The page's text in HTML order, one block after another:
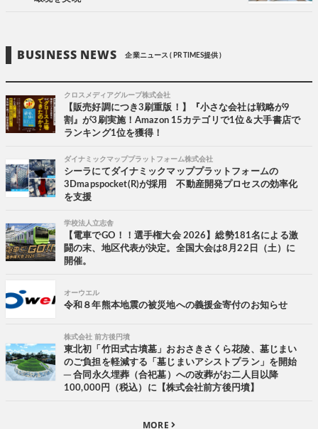
BUSINESS NEWS 企業ニュース ( PR TIMES提供 )
クロスメディアグループ株式会社
【販売好調につき3刷重版！】『小さな会社は戦略が9
割』が3刷実施！Amazon 15カテゴリで1位＆大手書店で
ランキング1位を獲得！
ダイナミックマッププラットフォーム株式会社
シーラにてダイナミックマッププラットフォームの
3Dmapspocket(R)が採用 不動産開発プロセスの効率化
を支援
学校法人立志舎
【電車でGO！！選手権大会 2026】総勢181名による激
闘の末、地区代表が決定。全国大会は8月22日（土）に
開催。
オーウエル
令和８年熊本地震の被災地への義援金寄付のお知らせ
株式会社 前方後円墳
東北初「竹田式古墳墓」おおさきさくら花陵、墓じまい
のご負担を軽減する「墓じまいアシストプラン」を開始
─ 合同永久埋葬（合祀墓）への改葬がお二人目以降
100,000円（税込）に【株式会社前方後円墳】
MORE